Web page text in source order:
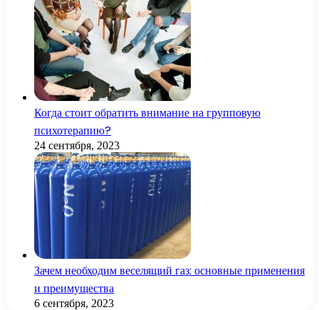
Когда стоит обратить внимание на групповую
психотерапию?
24 сентября, 2023
Зачем необходим веселящий газ: основные применения
и преимущества
6 сентября, 2023